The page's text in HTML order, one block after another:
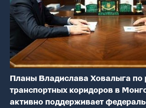
Планы Владислава Ховалыга по
транспортных коридоров в
активно поддерживает